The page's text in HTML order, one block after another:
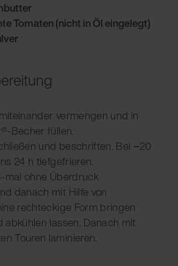
Tomaten (nicht in Öl eingelegt)
vermengen und in
Becher füllen.
und beschriften. Bei −20
24 h tiefgefrieren.
mal ohne Überdruck
danach mit Hilfe von
rechteckige Form bringen
abkühlen lassen. Danach mit
Touren laminieren.